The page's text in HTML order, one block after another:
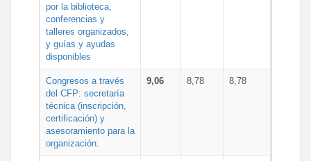
por la biblioteca,
conferencias y
talleres organizados,
y guías y ayudas
disponibles
Congresos a través
del CFP: secretaría
técnica (inscripción,
certificación) y
asesoramiento para la
organización.
9,06 8,78 8,78